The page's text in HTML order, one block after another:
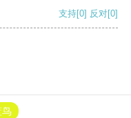
支持[0] 反对[0]
鸟